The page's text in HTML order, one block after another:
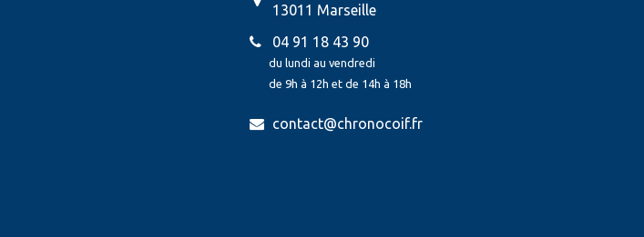
13011 Marseille
04 91 18 43 90
du lundi au vendredi
de 9h à 12h et de 14h à 18h
contact@chronocoif.fr